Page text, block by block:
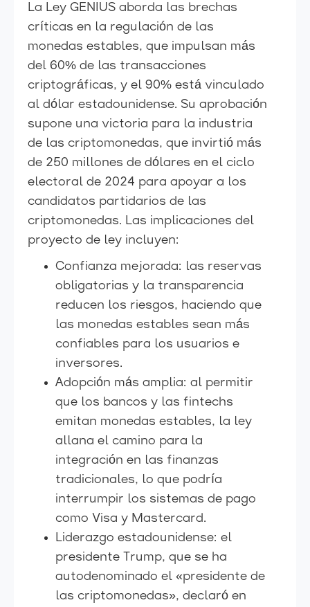
La Ley GENIUS aborda las brechas
críticas en la regulación de las
monedas estables, que impulsan más
del 60% de las transacciones
criptográficas, y el 90% está vinculado
al dólar estadounidense. Su aprobación
supone una victoria para la industria
de las criptomonedas, que invirtió más
de 250 millones de dólares en el ciclo
electoral de 2024 para apoyar a los
candidatos partidarios de las
criptomonedas. Las implicaciones del
proyecto de ley incluyen:
Confianza mejorada: las reservas
obligatorias y la transparencia
reducen los riesgos, haciendo que
las monedas estables sean más
confiables para los usuarios e
inversores.
Adopción más amplia: al permitir
que los bancos y las fintechs
emitan monedas estables, la ley
allana el camino para la
integración en las finanzas
tradicionales, lo que podría
interrumpir los sistemas de pago
como Visa y Mastercard.
Liderazgo estadounidense: el
presidente Trump, que se ha
autodenominado el «presidente de
las criptomonedas», declaró en